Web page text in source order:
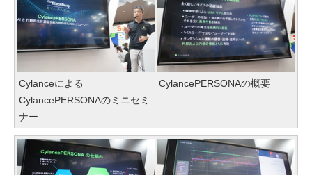
Cylanceによる
CylancePERSONAのミニセミ
ナー
CylancePERSONAの概要